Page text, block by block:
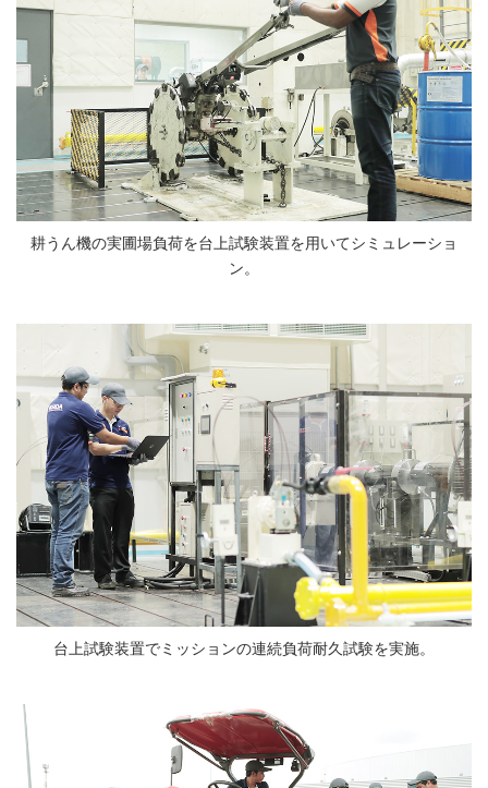
耕うん機の実圃場負荷を台上試験装置を用いてシミュレーショ
ン。
台上試験装置でミッションの連続負荷耐久試験を実施。